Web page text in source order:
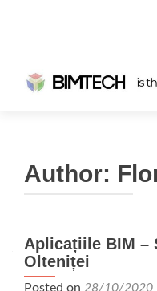
Author:
Aplicațiile BIM –
Olteniței
Posted on 28/10/2020